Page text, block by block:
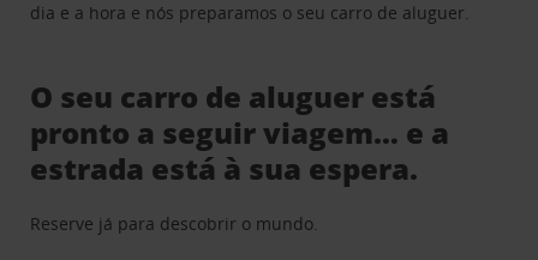
dia e a hora e nós preparamos o seu carro de aluguer.
O seu carro de aluguer está
pronto a seguir viagem… e a
estrada está à sua espera.
Reserve já para descobrir o mundo.